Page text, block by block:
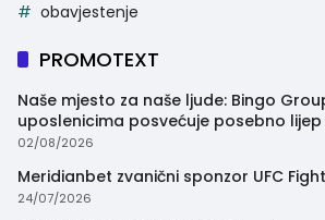
obavjestenje
PROMOTEXT
Naše mjesto za naše ljude: Bingo
uposlenicima posvećuje posebno
trenutak
02/08/2026
Meridianbet zvanični sponzor UFC
24/07/2026